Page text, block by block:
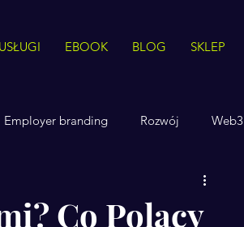
USŁUGI EBOOK BLOG SKLEP
Employer branding Rozwój Web3
Co Polacy